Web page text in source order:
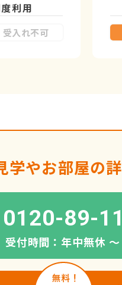
利用
受入れ不可
学やお部屋の
0120-89-
受付時間：年中無休 〜